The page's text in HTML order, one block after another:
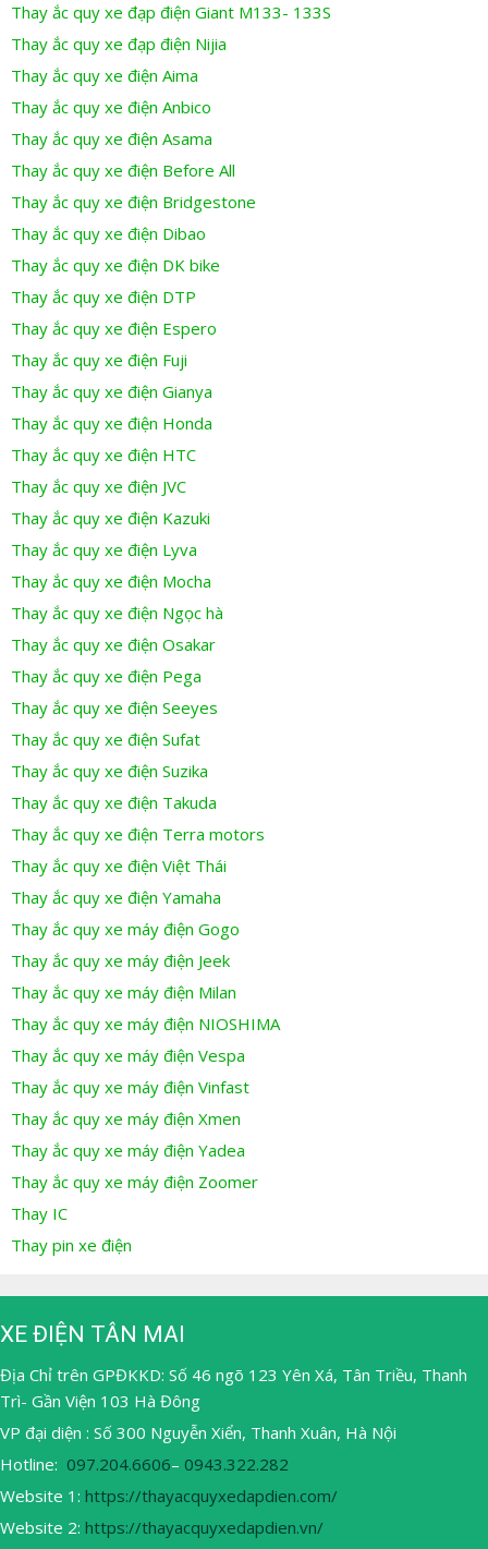
Thay ắc quy xe đạp điện Giant M133- 133S
Thay ắc quy xe đạp điện Nijia
Thay ắc quy xe điện Aima
Thay ắc quy xe điện Anbico
Thay ắc quy xe điện Asama
Thay ắc quy xe điện Before All
Thay ắc quy xe điện Bridgestone
Thay ắc quy xe điện Dibao
Thay ắc quy xe điện DK bike
Thay ắc quy xe điện DTP
Thay ắc quy xe điện Espero
Thay ắc quy xe điện Fuji
Thay ắc quy xe điện Gianya
Thay ắc quy xe điện Honda
Thay ắc quy xe điện HTC
Thay ắc quy xe điện JVC
Thay ắc quy xe điện Kazuki
Thay ắc quy xe điện Lyva
Thay ắc quy xe điện Mocha
Thay ắc quy xe điện Ngọc hà
Thay ắc quy xe điện Osakar
Thay ắc quy xe điện Pega
Thay ắc quy xe điện Seeyes
Thay ắc quy xe điện Sufat
Thay ắc quy xe điện Suzika
Thay ắc quy xe điện Takuda
Thay ắc quy xe điện Terra motors
Thay ắc quy xe điện Việt Thái
Thay ắc quy xe điện Yamaha
Thay ắc quy xe máy điện Gogo
Thay ắc quy xe máy điện Jeek
Thay ắc quy xe máy điện Milan
Thay ắc quy xe máy điện NIOSHIMA
Thay ắc quy xe máy điện Vespa
Thay ắc quy xe máy điện Vinfast
Thay ắc quy xe máy điện Xmen
Thay ắc quy xe máy điện Yadea
Thay ắc quy xe máy điện Zoomer
Thay IC
Thay pin xe điện
XE ĐIỆN TÂN MAI
Địa Chỉ trên GPĐKKD: Số 46 ngõ 123 Yên Xá, Tân Triều, Thanh
Trì- Gần Viện 103 Hà Đông
VP đại diện : Số 300 Nguyễn Xiển, Thanh Xuân, Hà Nội
Hotline: 097.204.6606– 0943.322.282
Website 1: https://thayacquyxedapdien.com/
Website 2: https://thayacquyxedapdien.vn/